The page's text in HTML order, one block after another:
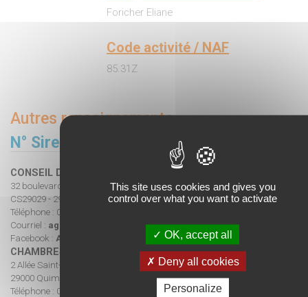
Foricher Eliane
Code activité / NAF
85.31Z
Autres renseignements
N° Siret
CONSEIL DÉPARTEMENTAL DU FINISTÈRE
32 boulevard Dupleix
CS29029 - 29196 Quimper Cedex
Téléphone : 02 98 76 20 30
Courriel : agrilocal29@finistere.fr
Facebook : Agrilocal29
CHAMBRES D'AGRICULTURE DE BRETAGNE
2 Allée Saint-Guénolé
29000 Quimper
Téléphone : 02 98 52 49 49
This site uses cookies and gives you
control over what you want to activate
OK, accept all
Deny all cookies
Personalize